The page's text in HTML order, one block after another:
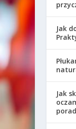
Jak
Jak